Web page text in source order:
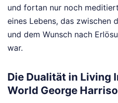
und fortan nur noch
eines Lebens, das zwischen
und dem Wunsch nach
war.
Die Dualität in Living
World George